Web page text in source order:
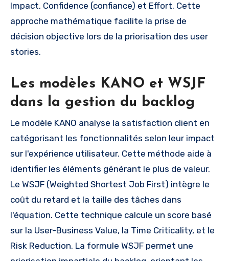
Impact, Confidence (confiance) et Effort. Cette
approche mathématique facilite la prise de
décision objective lors de la priorisation des user
stories.
Les modèles KANO et WSJF
dans la gestion du backlog
Le modèle KANO analyse la satisfaction client en
catégorisant les fonctionnalités selon leur impact
sur l'expérience utilisateur. Cette méthode aide à
identifier les éléments générant le plus de valeur.
Le WSJF (Weighted Shortest Job First) intègre le
coût du retard et la taille des tâches dans
l'équation. Cette technique calcule un score basé
sur la User-Business Value, la Time Criticality, et le
Risk Reduction. La formule WSJF permet une